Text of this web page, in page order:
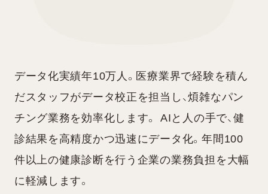
データ化実績年10万人。医療業界で経験を積ん
だスタッフがデータ校正を担当し、煩雑なパン
チング業務を効率化します。 AIと人の手で、健
診結果を高精度かつ迅速にデータ化。年間100
件以上の健康診断を行う企業の業務負担を大幅
に軽減します。